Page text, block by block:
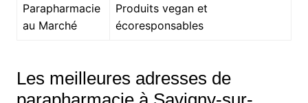
Parapharmacie
au Marché
Produits vegan et
écoresponsables
Les meilleures adresses de